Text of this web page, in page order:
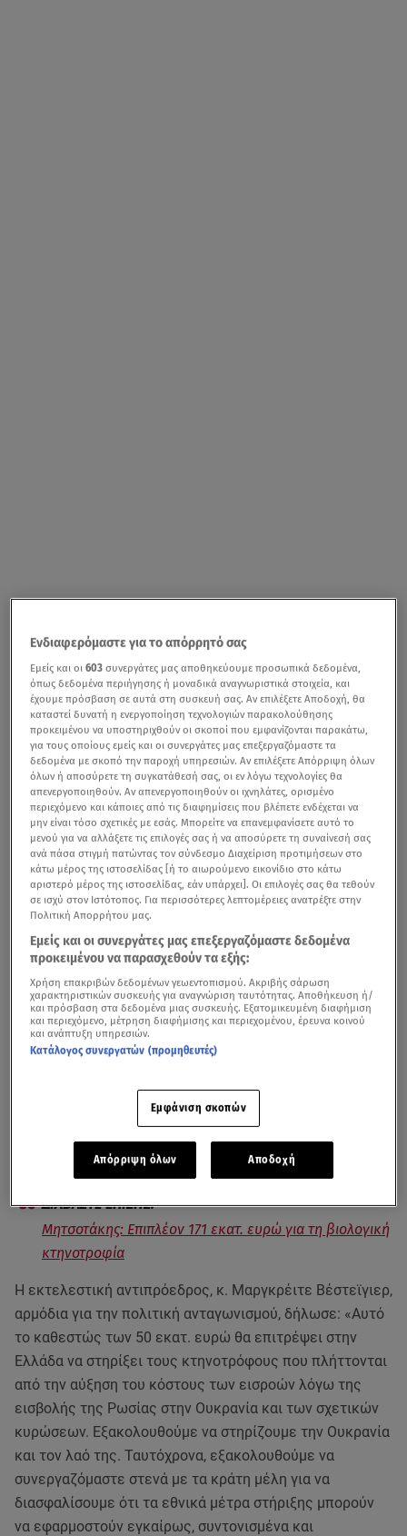
Η Ευρωπαϊκή Επιτροπή ενέκρινε ελληνικό καθεστώς
ύψους 50 εκατ. ευρώ για τη στήριξη τουκτηνοτροφικού
τομέα
στο πλαίσιο της αντιμετώπισης των επιπτώσεων
της εισβολής της Ρωσίας στην Ουκρανία. Το καθεστώς
εγκρίθηκε βάσει του προσωρινού πλαισίου κρίσης για
τις κρατικές ενισχύσεις, το οποίο ενέκρινε η Επιτροπή
παράγραφος 3 στοιχείο β) της Συνθήκης για τη
λειτουργία της Ευρωπαϊκής Ένωσης (ΣΛΕΕ),
σοβαρή διαταραχή.
Μητσοτάκης: Επιπλέον 171 εκατ. ευρώ για τη βιολογική
κτηνοτροφία
Η εκτελεστική αντιπρόεδρος, κ. Μαργκρέιτε Βέστεϊγιερ,
αρμόδια για την πολιτική ανταγωνισμού, δήλωσε: «Αυτό
το καθεστώς των 50 εκατ. ευρώ θα επιτρέψει στην
Ελλάδα να στηρίξει τους κτηνοτρόφους που πλήττονται
από την αύξηση του κόστους των εισροών λόγω της
εισβολής της Ρωσίας στην Ουκρανία και των σχετικών
κυρώσεων. Εξακολουθούμε να στηρίζουμε την Ουκρανία
και τον λαό της. Ταυτόχρονα, εξακολουθούμε να
συνεργαζόμαστε στενά με τα κράτη μέλη για να
διασφαλίσουμε ότι τα εθνικά μέτρα στήριξης μπορούν
να εφαρμοστούν εγκαίρως, συντονισμένα και
Ενδιαφερόμαστε για το απόρρητό σας
Εμείς και οι603 συνεργάτες μας αποθηκεύουμε προσωπικά δεδομένα,
όπως δεδομένα περιήγησης ή μοναδικά αναγνωριστικά στοιχεία, και
έχουμε πρόσβαση σε αυτά στη συσκευή σας. Αν επιλέξετε Αποδοχή, θα
καταστεί δυνατή η ενεργοποίηση τεχνολογιών παρακολούθησης
προκειμένου να υποστηριχθούν οι σκοποί που εμφανίζονται παρακάτω,
για τους οποίους εμείς και οι συνεργάτες μας επεξεργαζόμαστε τα
δεδομένα με σκοπό την παροχή υπηρεσιών. Αν επιλέξετε Απόρριψη όλων
όλων ή αποσύρετε τη συγκατάθεσή σας, οι εν λόγω τεχνολογίες θα
απενεργοποιηθούν. Αν απενεργοποιηθούν οι ιχνηλάτες, ορισμένο
περιεχόμενο και κάποιες από τις διαφημίσεις που βλέπετε ενδέχεται να
μην είναι τόσο σχετικές με εσάς. Μπορείτε να επανεμφανίσετε αυτό το
μενού για να αλλάξετε τις επιλογές σας ή να αποσύρετε τη συναίνεσή σας
ανά πάσα στιγμή πατώντας τον σύνδεσμο Διαχείριση προτιμήσεων στο
κάτω μέρος της ιστοσελίδας [ή το αιωρούμενο εικονίδιο στο κάτω
αριστερό μέρος της ιστοσελίδας, εάν υπάρχει]. Οι επιλογές σας θα τεθούν
σε ισχύ στον Ιστότοπος. Για περισσότερες λεπτομέρειες ανατρέξτε στην
Πολιτική Απορρήτου μας.
Εμείς και οι συνεργάτες μας επεξεργαζόμαστε δεδομένα
προκειμένου να παρασχεθούν τα εξής:
Χρήση επακριβών δεδομένων γεωεντοπισμού. Ακριβής σάρωση
χαρακτηριστικών συσκευής για αναγνώριση ταυτότητας. Αποθήκευση ή/
και πρόσβαση στα δεδομένα μιας συσκευής. Εξατομικευμένη διαφήμιση
και περιεχόμενο, μέτρηση διαφήμισης και περιεχομένου, έρευνα κοινού
και ανάπτυξη υπηρεσιών.
Κατάλογος συνεργατών (προμηθευτές)
Εμφάνιση σκοπών
Απόρριψη όλων Αποδοχή